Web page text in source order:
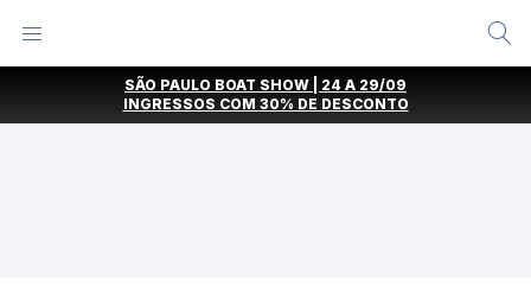
SÃO PAULO BOAT SHOW | 24 A 29/09
INGRESSOS COM 30% DE DESCONTO